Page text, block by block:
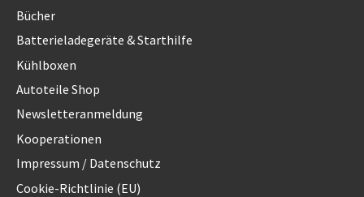
Bücher
Batterieladegeräte & Starthilfe
Kühlboxen
Autoteile Shop
Newsletteranmeldung
Kooperationen
Impressum / Datenschutz
Cookie-Richtlinie (EU)